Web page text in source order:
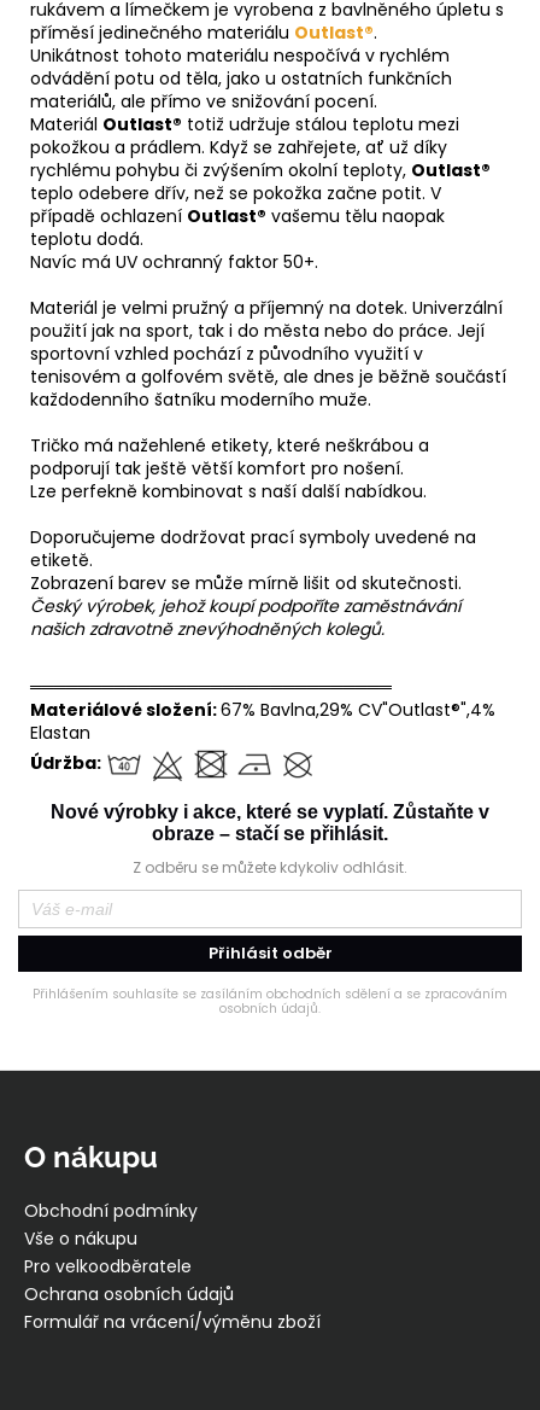
rukávem a límečkem je vyrobena z bavlněného úpletu s
příměsí jedinečného materiálu Outlast®.
Unikátnost tohoto materiálu nespočívá v rychlém
odvádění potu od těla, jako u ostatních funkčních
materiálů, ale přímo ve snižování pocení.
Materiál Outlast® totiž udržuje stálou teplotu mezi
pokožkou a prádlem. Když se zahřejete, ať už díky
rychlému pohybu či zvýšením okolní teploty, Outlast®
teplo odebere dřív, než se pokožka začne potit. V
případě ochlazení Outlast® vašemu tělu naopak
teplotu dodá.
Navíc má UV ochranný faktor 50+.
Materiál je velmi pružný a příjemný na dotek. Univerzální
použití jak na sport, tak i do města nebo do práce. Její
sportovní vzhled pochází z původního využití v
tenisovém a golfovém světě, ale dnes je běžně součástí
každodenního šatníku moderního muže.
Tričko má nažehlené etikety, které neškrábou a
podporují tak ještě větší komfort pro nošení.
Lze perfekně kombinovat s naší další nabídkou.
Doporučujeme dodržovat prací symboly uvedené na
etiketě.
Zobrazení barev se může mírně lišit od skutečnosti.
Český výrobek, jehož koupí podpoříte zaměstnávání
našich zdravotně znevýhodněných kolegů.
══════════════════════════════
Materiálové složení:67% Bavlna,29% CV"Outlast®",4%
Elastan
Údržba:
Nové výrobky i akce, které se vyplatí. Zůstaňte v
obraze – stačí se přihlásit.
Z odběru se můžete kdykoliv odhlásit.
Přihlásit odběr
Přihlášením souhlasíte se zasíláním obchodních sdělení a se zpracováním
osobních údajů.
O nákupu
Obchodní podmínky
Vše o nákupu
Pro velkoodběratele
Ochrana osobních údajů
Formulář na vrácení/výměnu zboží